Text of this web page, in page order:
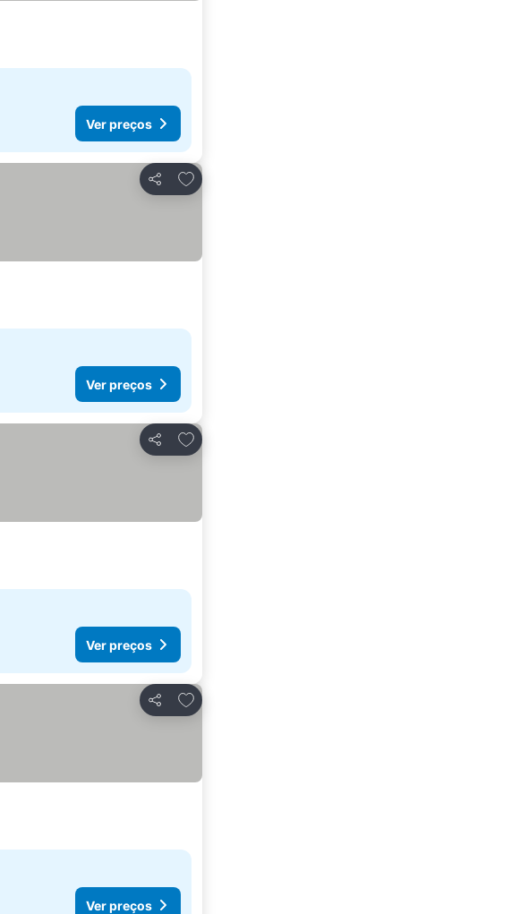
Ver preços
Partilhar
Adicionar aos favoritos
Ver preços
Partilhar
Adicionar aos favoritos
Ver preços
Partilhar
Adicionar aos favoritos
Ver preços